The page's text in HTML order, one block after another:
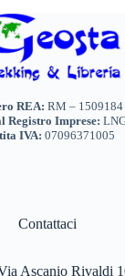
REA:RM – 1509184
Registro Imprese:
IVA: 07096371005
Contattaci
Ascanio Rivaldi